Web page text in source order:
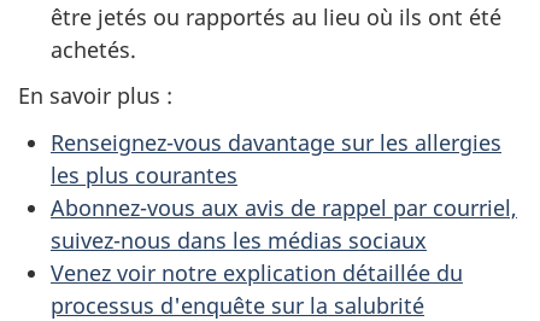
être jetés ou rapportés au lieu où ils ont été
achetés.
En savoir plus :
Renseignez-vous davantage sur les allergies
les plus courantes
Abonnez-vous aux avis de rappel par courriel,
suivez-nous dans les médias sociaux
Venez voir notre explication détaillée du
processus d'enquête sur la salubrité